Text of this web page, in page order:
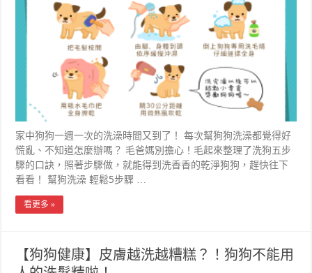
家中狗狗一週一次的洗澡時間又到了！ 每次幫狗狗洗澡都覺得好
慌亂、不知道怎麼辦嗎？ 毛爸媽別擔心！毛起來整理了洗狗五步
驟的口訣，照著步驟做，就能得到洗香香的乾淨狗狗，趕快往下
看看！ 幫狗洗澡 輕鬆5步驟 …
看更多 »
【狗狗健康】皮膚越洗越糟糕？！狗狗不能用